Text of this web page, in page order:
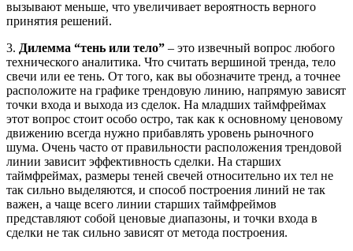
вызывают меньше, что увеличивает вероятность верного
принятия решений.
3. Дилемма “тень или тело” – это извечный вопрос любого
технического аналитика. Что считать вершиной тренда, тело
свечи или ее тень. От того, как вы обозначите тренд, а точнее
расположите на графике трендовую линию, напрямую зависят
точки входа и выхода из сделок. На младших таймфреймах
этот вопрос стоит особо остро, так как к основному ценовому
движению всегда нужно прибавлять уровень рыночного
шума. Очень часто от правильности расположения трендовой
линии зависит эффективность сделки. На старших
таймфреймах, размеры теней свечей относительно их тел не
так сильно выделяются, и способ построения линий не так
важен, а чаще всего линии старших таймфреймов
представляют собой ценовые диапазоны, и точки входа в
сделки не так сильно зависят от метода построения.